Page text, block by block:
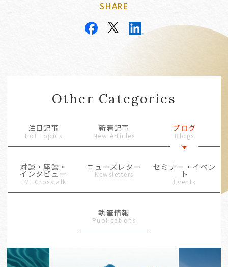
SHARE
Other Categories
注目記事
Hot Topics
新着記事
New Articles
ブログ
Blogs
対談・座談・
インタビュー
TMI Crosstalk
ニューズレター
Newsletters
セミナー・イベン
ト
Events
執筆情報
Publications